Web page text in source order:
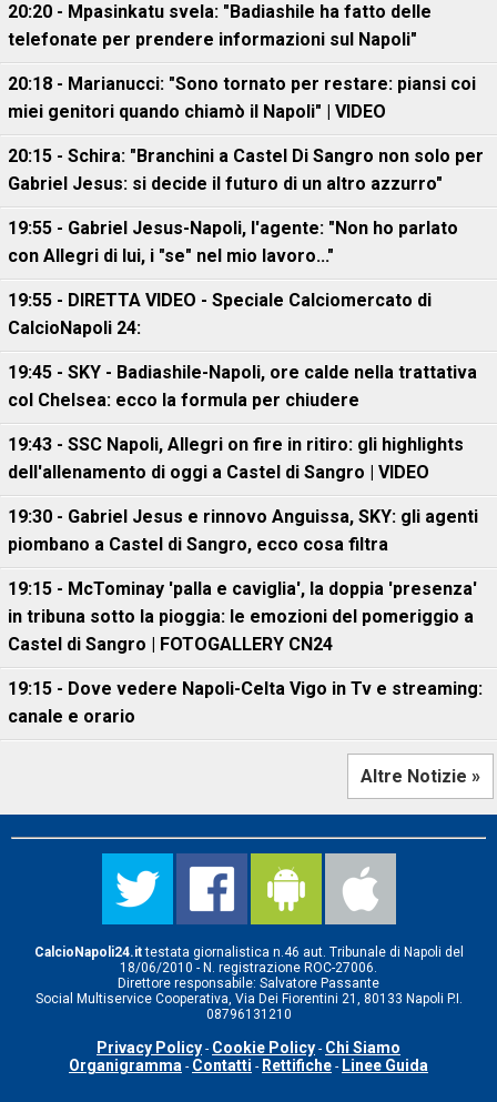
20:20 - Mpasinkatu svela: "Badiashile ha fatto delle
telefonate per prendere informazioni sul Napoli"
20:18 - Marianucci: "Sono tornato per restare: piansi coi
miei genitori quando chiamò il Napoli" | VIDEO
20:15 - Schira: "Branchini a Castel Di Sangro non solo per
Gabriel Jesus: si decide il futuro di un altro azzurro"
19:55 - Gabriel Jesus-Napoli, l'agente: "Non ho parlato
con Allegri di lui, i "se" nel mio lavoro..."
19:55 - DIRETTA VIDEO - Speciale Calciomercato di
CalcioNapoli 24:
19:45 - SKY - Badiashile-Napoli, ore calde nella trattativa
col Chelsea: ecco la formula per chiudere
19:43 - SSC Napoli, Allegri on fire in ritiro: gli highlights
dell'allenamento di oggi a Castel di Sangro | VIDEO
19:30 - Gabriel Jesus e rinnovo Anguissa, SKY: gli agenti
piombano a Castel di Sangro, ecco cosa filtra
19:15 - McTominay 'palla e caviglia', la doppia 'presenza'
in tribuna sotto la pioggia: le emozioni del pomeriggio a
Castel di Sangro | FOTOGALLERY CN24
19:15 - Dove vedere Napoli-Celta Vigo in Tv e streaming:
canale e orario
Altre Notizie »
CalcioNapoli24.ittestata giornalistica n.46 aut. Tribunale di Napoli del
18/06/2010 - N. registrazione ROC-27006.
Direttore responsabile: Salvatore Passante
Social Multiservice Cooperativa, Via Dei Fiorentini 21, 80133 Napoli P.I.
08796131210
Privacy Policy - Cookie Policy - Chi Siamo
Organigramma - Contatti - Rettifiche - Linee Guida